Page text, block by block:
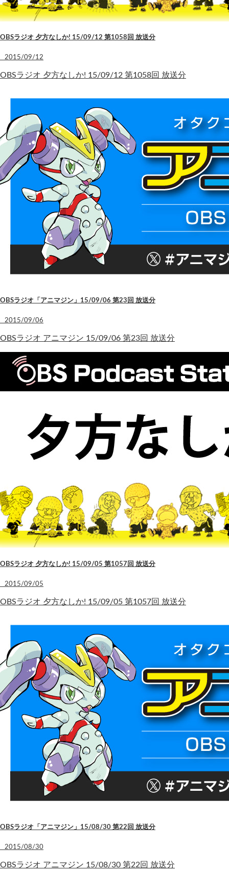
OBSラジオ 夕方なしか! 15/09/12 第1058回 放送分
2015/09/12
OBSラジオ 夕方なしか! 15/09/12 第1058回 放送分
OBSラジオ「アニマジン」15/09/06 第23回 放送分
2015/09/06
OBSラジオ アニマジン 15/09/06 第23回 放送分
OBSラジオ 夕方なしか! 15/09/05 第1057回 放送分
2015/09/05
OBSラジオ 夕方なしか! 15/09/05 第1057回 放送分
OBSラジオ「アニマジン」15/08/30 第22回 放送分
2015/08/30
OBSラジオ アニマジン 15/08/30 第22回 放送分